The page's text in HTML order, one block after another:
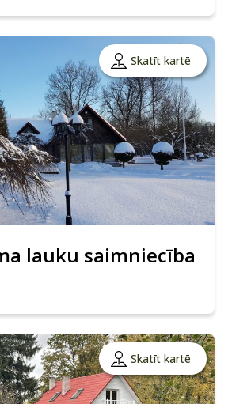
Skatīt kartē
lauku saimniecība
Skatīt kartē